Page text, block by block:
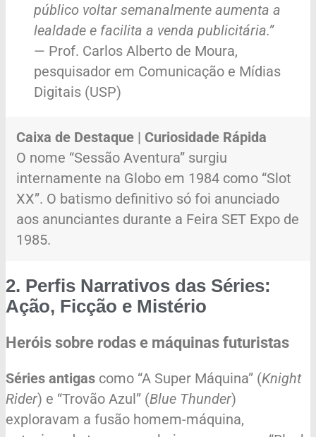
público voltar semanalmente aumenta a
lealdade e facilita a venda publicitária.”
— Prof. Carlos Alberto de Moura,
pesquisador em Comunicação e Mídias
Digitais (USP)
Caixa de Destaque | Curiosidade Rápida
O nome “Sessão Aventura” surgiu
internamente na Globo em 1984 como “Slot
XX”. O batismo definitivo só foi anunciado
aos anunciantes durante a Feira SET Expo de
1985.
2. Perfis Narrativos das Séries:
Ação, Ficção e Mistério
Heróis sobre rodas e máquinas futuristas
Séries antigas como “A Super Máquina” (Knight
Rider) e “Trovão Azul” (Blue Thunder)
exploravam a fusão homem-máquina,